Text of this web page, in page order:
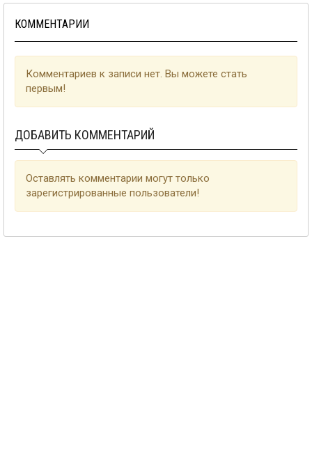
КОММЕНТАРИИ
Комментариев к записи нет. Вы можете стать
первым!
ДОБАВИТЬ КОММЕНТАРИЙ
Оставлять комментарии могут только
зарегистрированные пользователи!